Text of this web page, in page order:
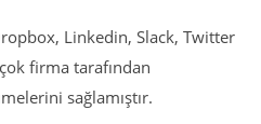
Linkedin, Slack, Twitter
firma tarafından
sağlamıştır.